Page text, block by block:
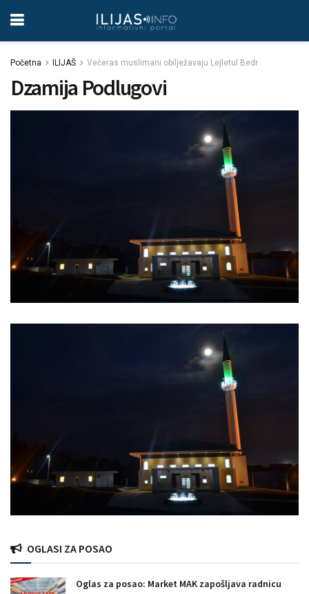
Početna ILIJAŠ Večeras muslimani obilježavaju Lejletul Bedr
Dzamija Podlugovi
OGLASI ZA POSAO
Oglas za posao: Market MAK zapošljava radnicu